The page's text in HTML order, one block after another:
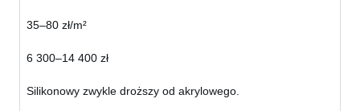
35–80 zł/m²
6 300–14 400 zł
Silikonowy zwykle droższy od akrylowego.